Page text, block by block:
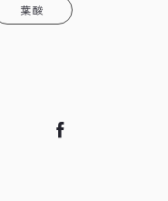
葉酸